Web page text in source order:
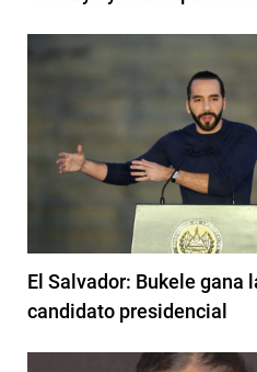
El Salvador: Bukele gana
candidato presidencial